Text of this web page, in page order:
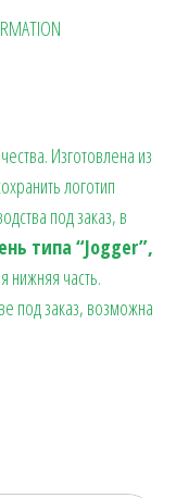
Изготовлена из
логотип
под заказ, в
типа “Jogger”,
нижняя часть.
под заказ, возможна